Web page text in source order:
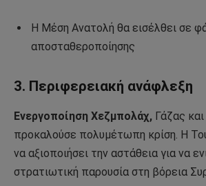
Η Μέση Ανατολή θα εισέλθει σε
αποσταθεροποίησης
3. Περιφερειακή ανάφλεξη
Ενεργοποίηση Χεζμπολάχ, Γάζας
προκαλούσε πολυμέτωπη κρίση. Η
να αξιοποιήσει την αστάθεια για να
στρατιωτική παρουσία στη βόρεια